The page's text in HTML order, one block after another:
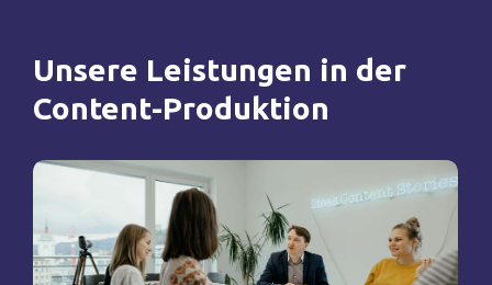
Unsere Leistungen in der
Content-Produktion